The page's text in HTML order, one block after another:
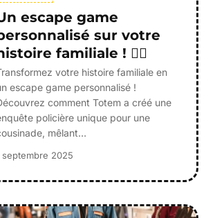
escape game
sur votre
familiale ! 🕵️‍♀️
votre histoire familiale en
escape game personnalisé !
comment Totem a créé une
policière unique pour une
mêlant…
septembre 2025